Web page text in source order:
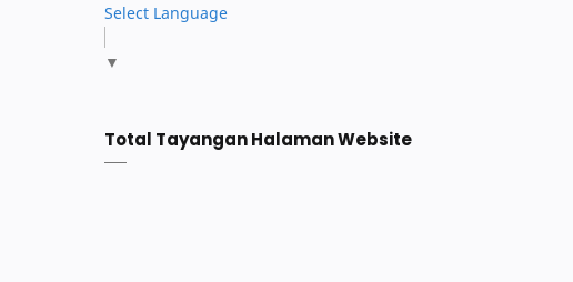
Select Language
▼
Total Tayangan Halaman Website